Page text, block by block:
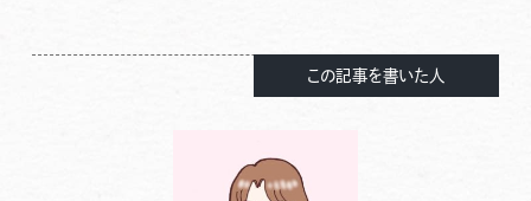
この記事を書いた人